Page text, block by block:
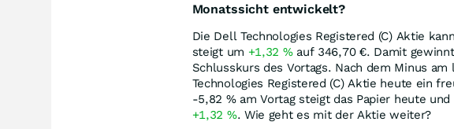
Monatssicht entwickelt?
Die Dell Technologies Registered (C) Aktie
steigt um +1,32 %auf 346,70 €. Damit
Schlusskurs des Vortags. Nach dem Minus
Technologies Registered (C) Aktie heute ein
-5,82 %am Vortag steigt das Papier heute
+1,32 %. Wie geht es mit der Aktie weiter?